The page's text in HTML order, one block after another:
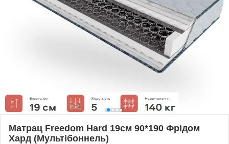
Матрац Freedom Hard 19cм 90*190 Фрідом
Хард (Мультібоннель)